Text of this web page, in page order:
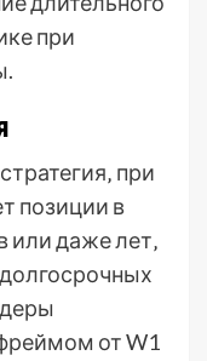
при
при
позиции в
или даже лет‚
от W1